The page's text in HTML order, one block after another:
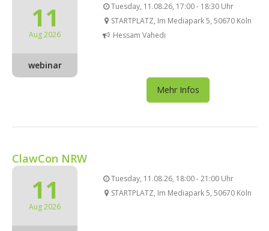
11
Aug 2026
webinar
Tuesday, 11.08.26, 17:00 - 18:30 Uhr
STARTPLATZ, Im Mediapark 5, 50670 Köln
Hessam Vahedi
Mehr Infos
ClawCon NRW
11
Aug 2026
Tuesday, 11.08.26, 18:00 - 21:00 Uhr
STARTPLATZ, Im Mediapark 5, 50670 Köln